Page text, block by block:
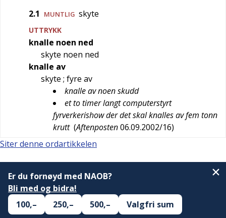
2.1
MUNTLIG skyte
UTTRYKK
knalle noen ned
skyte noen ned
knalle av
skyte ; fyre av
knalle av noen skudd
et to timer langt computerstyrt
fyrverkerishow der det skal knalles av fem tonn
krutt (Aftenposten06.09.2002/16)
Siter denne ordartikkelen
Er du fornøyd med NAOB?
Bli med og bidra!
100,–
250,– 500,– Valgfri sum